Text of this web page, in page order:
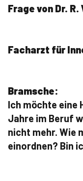
Frage von Dr.
Facharzt für
Bramsche:
Ich möchte eine
Jahre im Beruf
nicht mehr. Wie
einordnen? Bin